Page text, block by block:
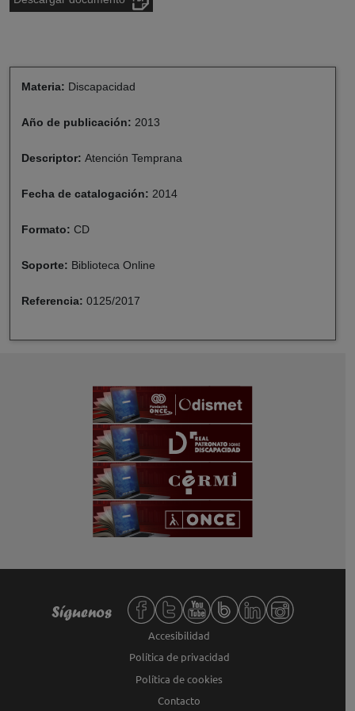
Materia: Discapacidad
Año de publicación: 2013
Descriptor: Atención Temprana
Fecha de catalogación: 2014
Formato: CD
Soporte: Biblioteca Online
Referencia: 0125/2017
Redes sociales de Fundación ONCE,
Síguenos
Accesibilidad
Política de privacidad
Política de cookies
Contacto